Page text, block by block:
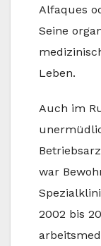
Alfaques
Seine
Leben.
Auch im
war
2002 bis